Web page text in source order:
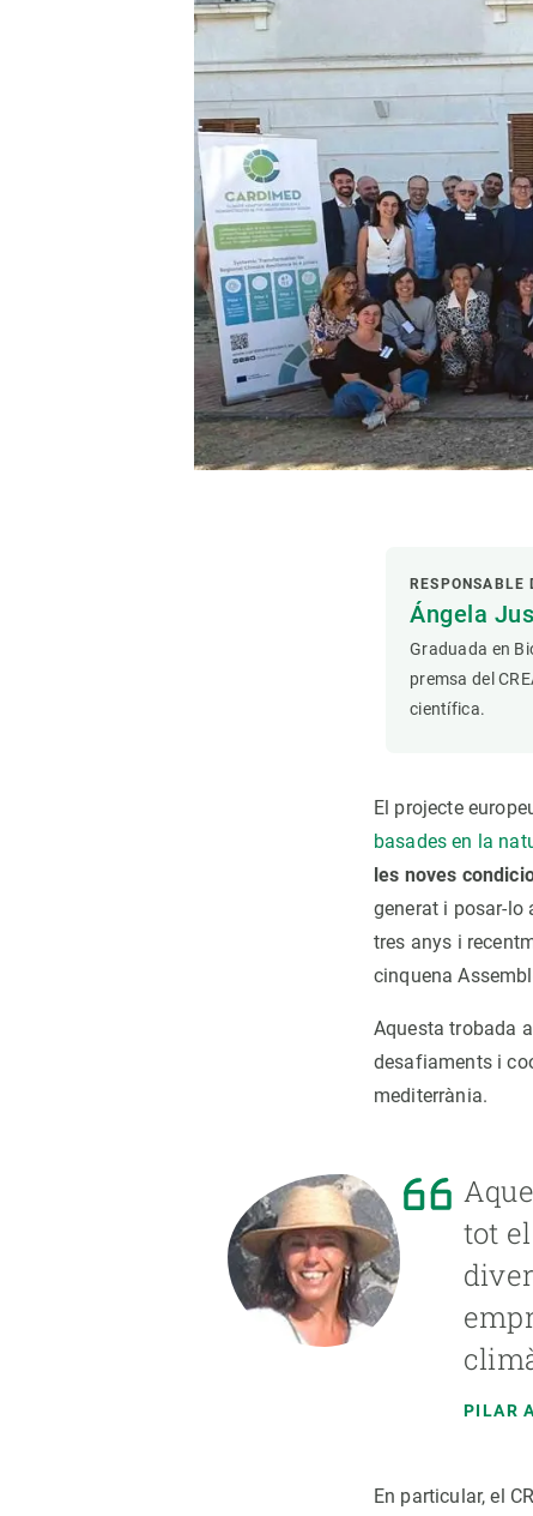
RESPONSABLE
Ángela
Graduada en
premsa del
científica.
El projecte
basades en la
les noves
generat i posar-lo
tres anys i
cinquena
Aquesta trobada
desafiaments i
mediterrània.
tot
PILAR
En particular, el
Ciència oberta i gestió del coneixement